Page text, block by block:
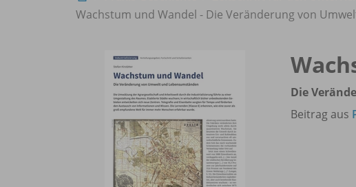
Wachstum und Wandel - Die Veränderung von
Die
Beitrag aus